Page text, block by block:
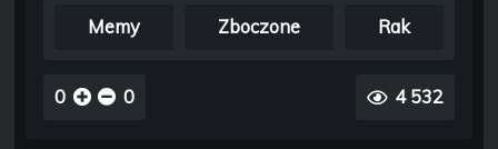
Memy Zboczone Rak
0 0 4 532